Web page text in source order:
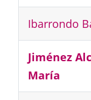
Ibarrondo
Jiménez
María